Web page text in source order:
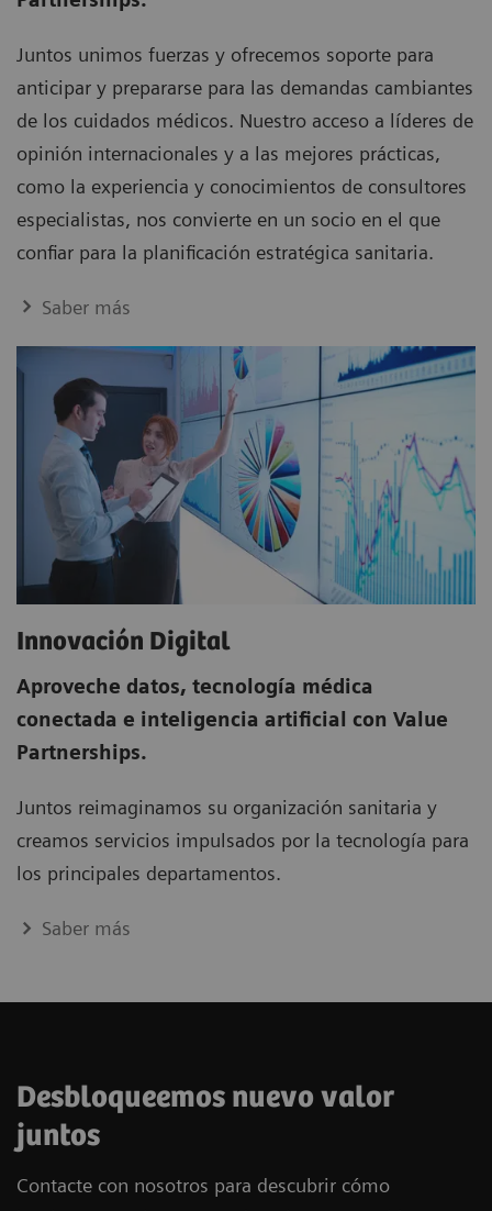
Juntos unimos fuerzas y ofrecemos soporte para
anticipar y prepararse para las demandas cambiantes
de los cuidados médicos. Nuestro acceso a líderes de
opinión internacionales y a las mejores prácticas,
como la experiencia y conocimientos de consultores
especialistas, nos convierte en un socio en el que
confiar para la planificación estratégica sanitaria.
Saber más
Innovación Digital
Aproveche datos, tecnología médica
conectada e inteligencia artificial con Value
Partnerships.
Juntos reimaginamos su organización sanitaria y
creamos servicios impulsados por la tecnología para
los principales departamentos.
Saber más
Desbloqueemos nuevo valor
juntos
Contacte con nosotros para descubrir cómo